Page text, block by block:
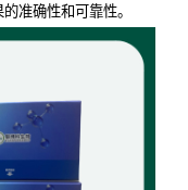
准确性和可靠性。